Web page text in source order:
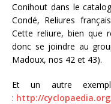
Conihout dans le
Condé, Reliures
Cette reliure, bien que
donc se joindre au
Madoux, nos 42 et 43).
Et un autre
: http://